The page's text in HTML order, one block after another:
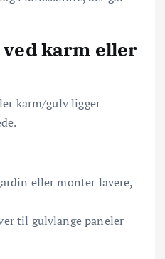
ved karm eller
karm/gulv ligger
eller monter lavere,
til gulvlange paneler